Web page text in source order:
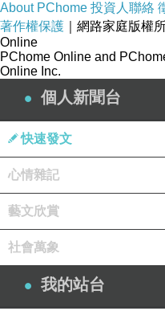
補水滋養恢復活力亮
About PChome 投資人聯絡
著作權保護 ｜網路家庭版權
Online
PChome Online and
Online Inc.
個人新聞台
快速發文
心情雜記
藝文欣賞
社會萬象
我的站台